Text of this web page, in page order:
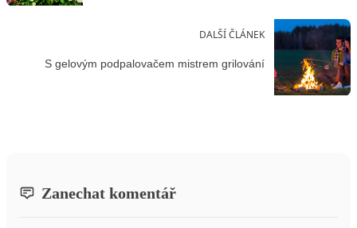
DALŠÍ ČLÁNEK
S gelovým podpalovačem mistrem grilování
Zanechat komentář